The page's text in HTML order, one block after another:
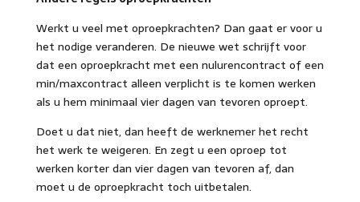
Werkt u veel met oproepkrachten? Dan gaat er voor u
het nodige veranderen. De nieuwe wet schrijft voor
dat een oproepkracht met een nulurencontract of een
min/maxcontract alleen verplicht is te komen werken
als u hem minimaal vier dagen van tevoren oproept.
Doet u dat niet, dan heeft de werknemer het recht
het werk te weigeren. En zegt u een oproep tot
werken korter dan vier dagen van tevoren af, dan
moet u de oproepkracht toch uitbetalen.